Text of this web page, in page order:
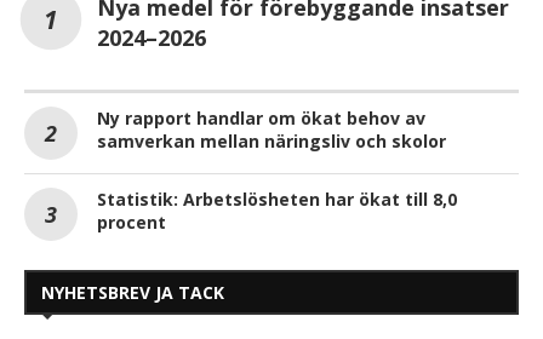
Nya medel för förebyggande insatser
2024–2026
Ny rapport handlar om ökat behov av
samverkan mellan näringsliv och skolor
Statistik: Arbetslösheten har ökat till 8,0
procent
NYHETSBREV JA TACK